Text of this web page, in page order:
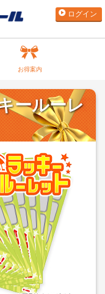
ログイン
お得案内
ールーレ